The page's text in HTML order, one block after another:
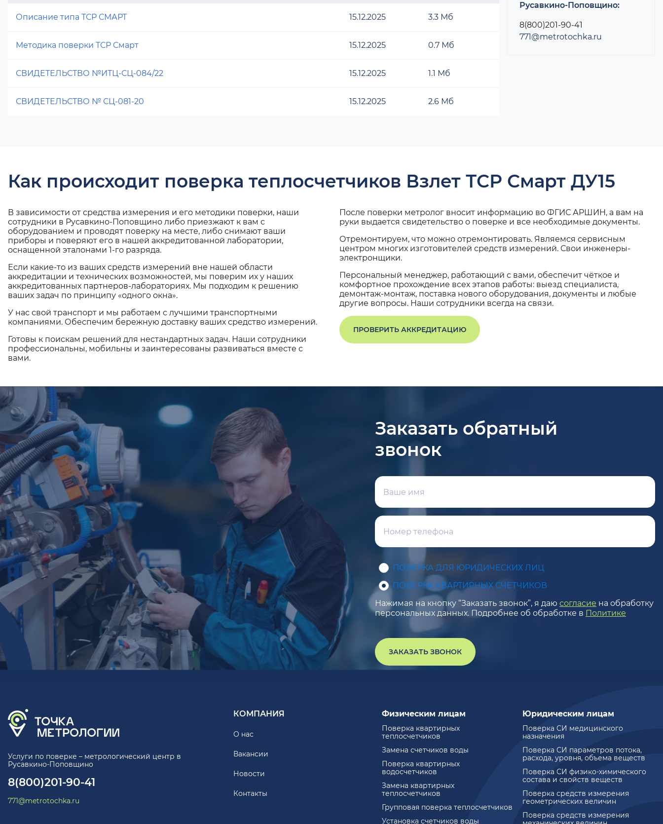
Описание типа ТСР СМАРТ 15.12.2025 3.3 Мб
Методика поверки ТСР Смарт 15.12.2025 0.7 Мб
СВИДЕТЕЛЬСТВО №ИТЦ-СЦ-084/22 15.12.2025 1.1 Мб
СВИДЕТЕЛЬСТВО № СЦ-081-20 15.12.2025 2.6 Мб
Русавкино-Поповщино:
8(800)201-90-41
771@metrotochka.ru
Как происходит поверка теплосчетчиков Взлет ТСР Смарт ДУ15
В зависимости от средства измерения и его методики поверки, наши
сотрудники в Русавкино-Поповщино либо приезжают к вам с
оборудованием и проводят поверку на месте, либо снимают ваши
приборы и поверяют его в нашей аккредитованной лаборатории,
оснащенной эталонами 1-го разряда.
Если какие-то из ваших средств измерений вне нашей области
аккредитации и технических возможностей, мы поверим их у наших
аккредитованных партнеров-лабораториях. Мы подходим к решению
ваших задач по принципу «одного окна».
У нас свой транспорт и мы работаем с лучшими транспортными
компаниями. Обеспечим бережную доставку ваших средство измерений.
Готовы к поискам решений для нестандартных задач. Наши сотрудники
профессиональны, мобильны и заинтересованы развиваться вместе с
вами.
После поверки метролог вносит информацию во ФГИС АРШИН, а вам на
руки выдается свидетельство о поверке и все необходимые документы.
Отремонтируем, что можно отремонтировать. Являемся сервисным
центром многих изготовителей средств измерений. Свои инженеры-
электронщики.
Персональный менеджер, работающий с вами, обеспечит чёткое и
комфортное прохождение всех этапов работы: выезд специалиста,
демонтаж-монтаж, поставка нового оборудования, документы и любые
другие вопросы. Наши сотрудники всегда на связи.
ПРОВЕРИТЬ АККРЕДИТАЦИЮ
Заказать обратный
звонок
ПОВЕРКА ДЛЯ ЮРИДИЧЕСКИХ ЛИЦ
ПОВЕРКА КВАРТИРНЫХ СЧЕТЧИКОВ
Нажимая на кнопку “Заказать звонок”, я даю согласие на обработку
персональных данных. Подробнее об обработке в Политике
ЗАКАЗАТЬ ЗВОНОК
Услуги по поверке – метрологический центр в
Русавкино-Поповщино
8(800)201-90-41
771@metrotochka.ru
КОМПАНИЯ
О нас
Вакансии
Новости
Контакты
Физическим лицам
Поверка квартирных
теплосчетчиков
Замена счетчиков воды
Поверка квартирных
водосчетчиков
Замена квартирных
теплосчетчиков
Групповая поверка теплосчетчиков
Установка счетчиков воды
Юридическим лицам
Поверка СИ медицинского
назначения
Поверка СИ параметров потока,
расхода, уровня, объема веществ
Поверка СИ физико-химического
состава и свойств веществ
Поверка средств измерения
геометрических величин
Поверка средств измерения